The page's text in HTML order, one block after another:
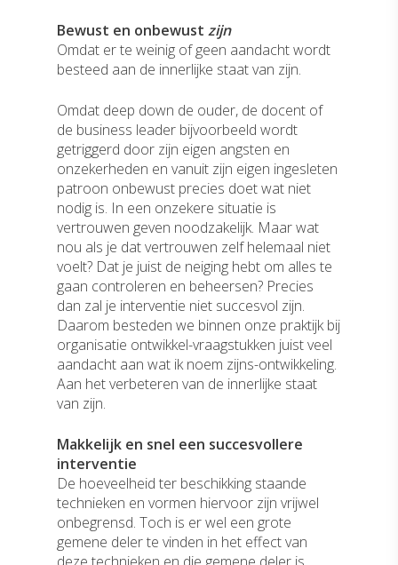
Bewust en onbewustzijn
Omdat er te weinig of geen aandacht wordt
besteed aan de innerlijke staat van zijn.
Omdat deep down de ouder, de docent of
de business leader bijvoorbeeld wordt
getriggerd door zijn eigen angsten en
onzekerheden en vanuit zijn eigen ingesleten
patroon onbewust precies doet wat niet
nodig is. In een onzekere situatie is
vertrouwen geven noodzakelijk. Maar wat
nou als je dat vertrouwen zelf helemaal niet
voelt? Dat je juist de neiging hebt om alles te
gaan controleren en beheersen? Precies
dan zal je interventie niet succesvol zijn.
Daarom besteden we binnen onze praktijk bij
organisatie ontwikkel-vraagstukken juist veel
aandacht aan wat ik noem zijns-ontwikkeling.
Aan het verbeteren van de innerlijke staat
van zijn.
Makkelijk en snel een succesvollere
interventie
De hoeveelheid ter beschikking staande
technieken en vormen hiervoor zijn vrijwel
onbegrensd. Toch is er wel een grote
gemene deler te vinden in het effect van
Home
Dit zijn wij